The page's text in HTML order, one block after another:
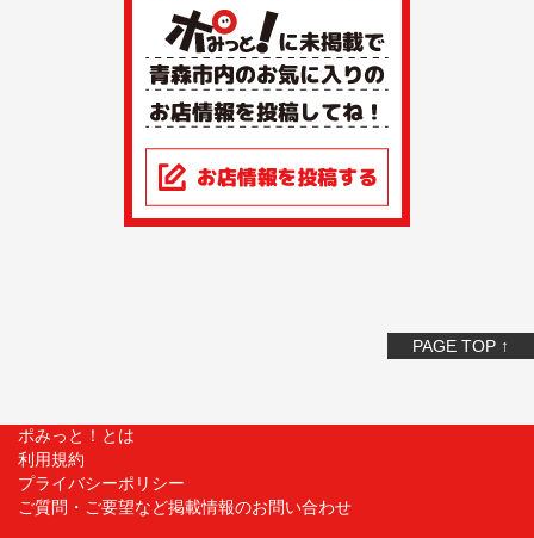
PAGE TOP ↑
ポみっと！とは
利用規約
プライバシーポリシー
ご質問・ご要望など掲載情報のお問い合わせ